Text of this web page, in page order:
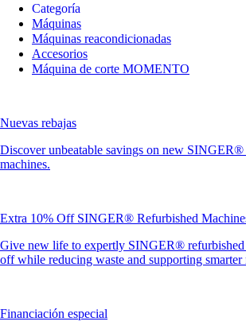
Categoría
Máquinas
Máquinas reacondicionadas
Accesorios
Máquina de corte MOMENTO
Nuevas rebajas
Discover unbeatable savings on new
machines.
Extra 10% Off SINGER® Refurbished
Give new life to expertly SINGER®
off while reducing waste and supporting smarter
Financiación especial